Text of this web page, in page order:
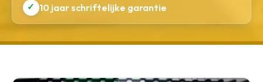
✓ 10 jaar schriftelijke garantie